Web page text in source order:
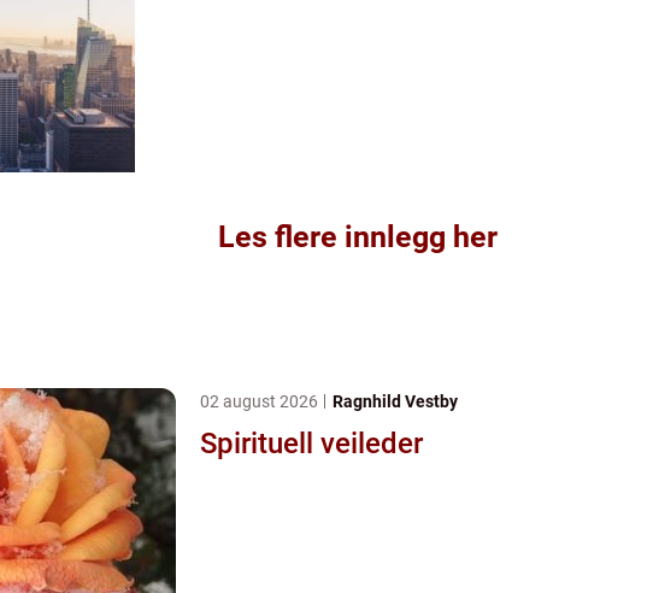
Les flere innlegg her
02 august 2026 Ragnhild Vestby
Spirituell veileder